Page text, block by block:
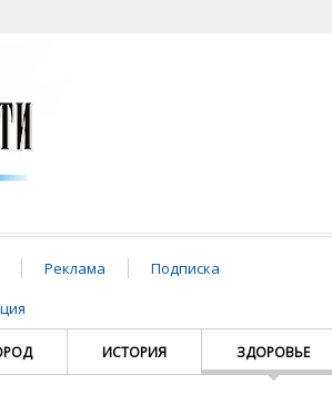
Реклама
Подписка
ИСТОРИЯ ЗДОРОВЬЕ